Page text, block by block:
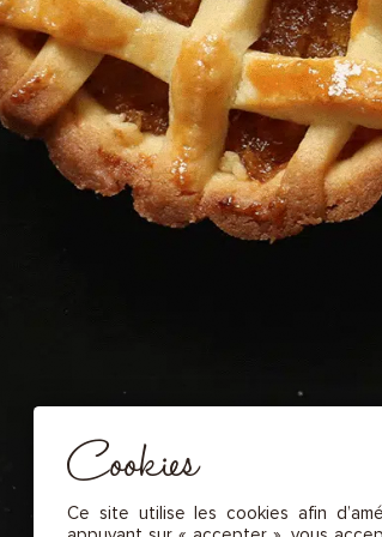
NOS SAUCES
NOS MOUTARDES
NOS ÉPICES
NOS TISANES
Cookies
Ce site utilise les cookies afin
CES COOKIES SONT NÉCESSAIRES AU BON FONCTIONNEMENT
Ces cookies nous permettent de mesurer le
d’établir des statistiques afin d’en améliorer
performance.
Les cookies marketing sont utilisés pour